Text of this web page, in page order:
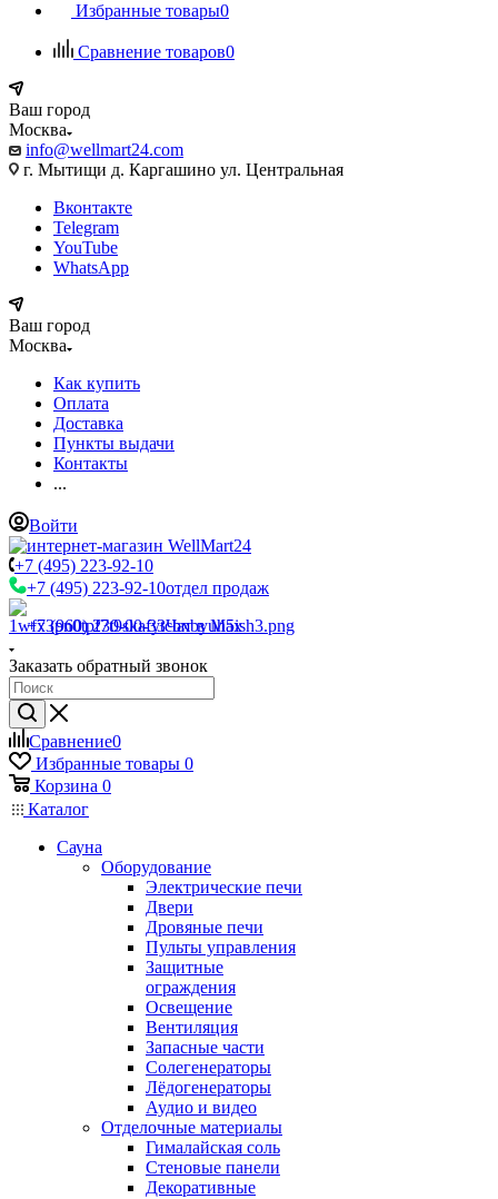
Избранные товары0
Сравнение товаров0
Ваш город
Москва
info@wellmart24.com
г. Мытищи д. Каргашино ул. Центральная
Вконтакте
Telegram
YouTube
WhatsApp
Ваш город
Москва
Как купить
Оплата
Доставка
Пункты выдачи
Контакты
...
Войти
+7 (495) 223-92-10
+7 (495) 223-92-10отдел продаж
+7 (960) 230-00-33Чат в Max
Заказать обратный звонок
Сравнение0
Избранные товары 0
Корзина 0
Каталог
Сауна
Оборудование
Электрические печи
Двери
Дровяные печи
Пульты управления
Защитные
ограждения
Освещение
Вентиляция
Запасные части
Солегенераторы
Лёдогенераторы
Аудио и видео
Отделочные материалы
Гималайская соль
Стеновые панели
Декоративные